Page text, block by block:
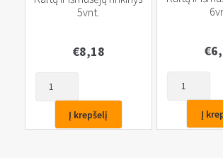
5vnt.
€8,18
ir
Į krepšelį
€
ir
Į